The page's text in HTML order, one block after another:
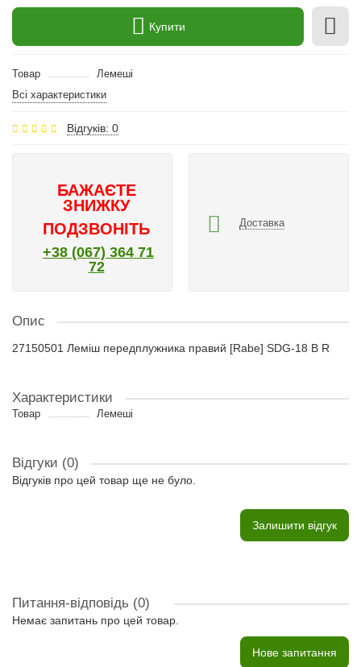
Купити
Товар
Лемеші
Всі характеристики
Відгуків: 0
БАЖАЄТЕ
ЗНИЖКУ
ПОДЗВОНІТЬ
+38 (067) 364 71
72
Доставка
Опис
27150501 Леміш передплужника правий [Rabe] SDG-18 B R
Характеристики
Товар Лемеші
Відгуки (0)
Відгуків про цей товар ще не було.
Залишити відгук
Питання-відповідь (0)
Немає запитань про цей товар.
Нове запитання